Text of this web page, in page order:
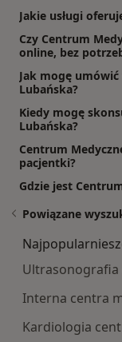
Jakie usługi
Czy Centrum
online, bez
Jak mogę
Lubańska?
Kiedy mogę
Lubańska?
Centrum
pacjentki?
Gdzie jest
Powiązane
Ultrasonografia
Interna centra
Kardiologia